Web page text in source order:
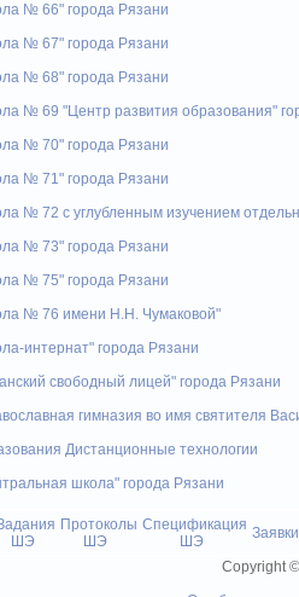
№ 66" города Рязани
№ 67" города Рязани
№ 68" города Рязани
№ 69 "Центр развития образования"
№ 70" города Рязани
№ 71" города Рязани
№ 72 с углубленным изучением
№ 73" города Рязани
№ 75" города Рязани
№ 76 имени Н.Н. Чумаковой"
интернат" города Рязани
свободный лицей" города Рязани
гимназия во имя святителя
Дистанционные технологии
школа" города Рязани
ШЭ
Протоколы
ШЭ
Спецификация
ШЭ
Заявки
Copyright